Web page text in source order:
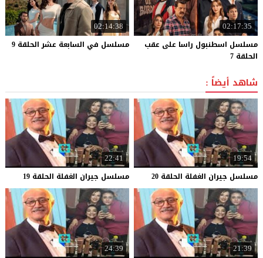
02:17:35
مسلسل اسطنبول راسا على عقب
الحلقة 7
02:14:38
مسلسل في السابعة عشر الحلقة 9
شاهد أيضاً :
19:54
مسلسل جيران الغفلة الحلقة 20
22:41
مسلسل جيران الغفلة الحلقة 19
21:39
24:39